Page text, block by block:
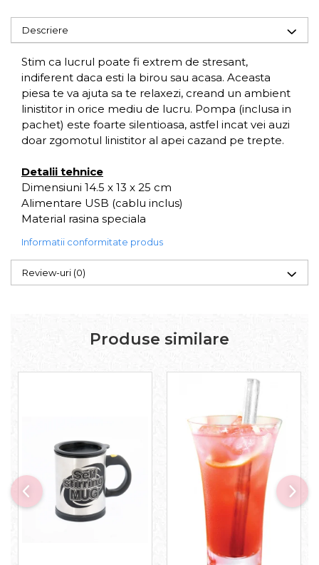
Descriere
Stim ca lucrul poate fi extrem de stresant,
indiferent daca esti la birou sau acasa. Aceasta
piesa te va ajuta sa te relaxezi, creand un ambient
linistitor in orice mediu de lucru. Pompa (inclusa in
pachet) este foarte silentioasa, astfel incat vei auzi
doar zgomotul linistitor al apei cazand pe trepte.
Detalii tehnice
Dimensiuni 14.5 x 13 x 25 cm
Alimentare USB (cablu inclus)
Material rasina speciala
Informatii conformitate produs
Review-uri (0)
Produse similare